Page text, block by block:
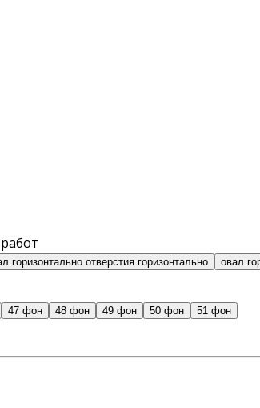
горизонтально отверстия горизонтально овал
47 фон 48 фон 49 фон 50 фон 51 фон